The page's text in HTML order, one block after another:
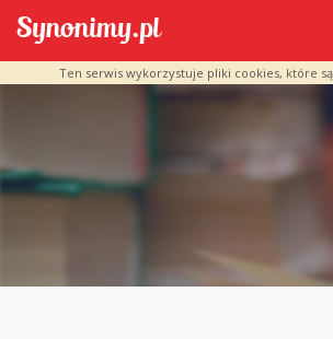
Ten serwis wykorzystuje pliki cookies, które